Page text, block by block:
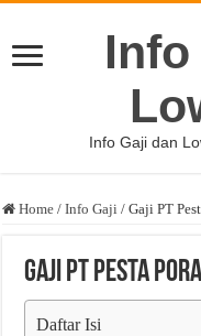
Info
Info Gaji dan
Home / Info Gaji / Gaji PT
Gaji PT Pesta
Daftar Isi